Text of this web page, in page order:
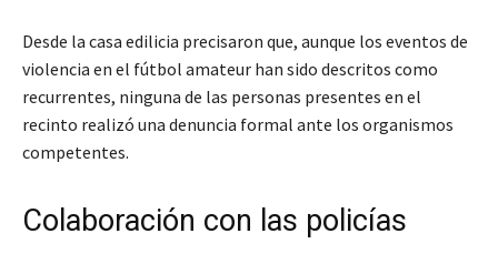
Desde la casa edilicia precisaron que, aunque los eventos de
violencia en el fútbol amateur han sido descritos como
recurrentes, ninguna de las personas presentes en el
recinto realizó una denuncia formal ante los organismos
competentes.
Colaboración con las policías